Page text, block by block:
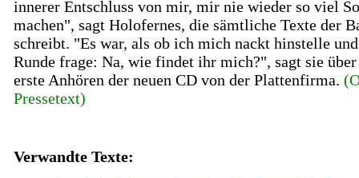
innerer Entschluss von mir, mir nie wieder so viel
machen", sagt Holofernes, die sämtliche Texte der
schreibt. "Es war, als ob ich mich nackt hinstelle
Runde frage: Na, wie findet ihr mich?", sagt sie über
erste Anhören der neuen CD von der Plattenfirma.
Pressetext)
Verwandte Texte: